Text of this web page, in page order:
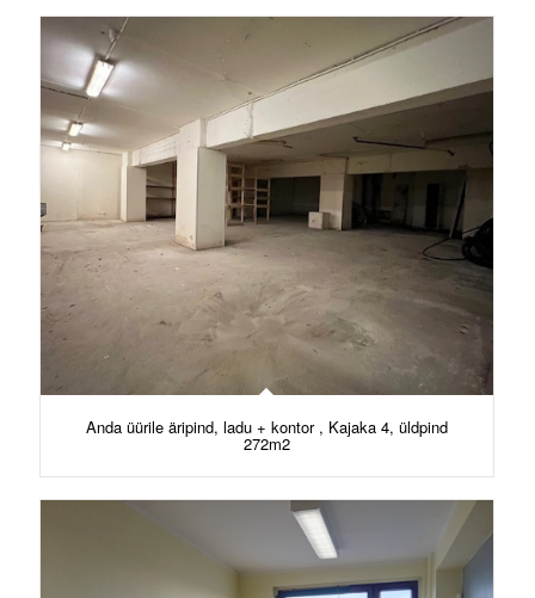
Anda üürile äripind, ladu + kontor , Kajaka 4, üldpind
272m2